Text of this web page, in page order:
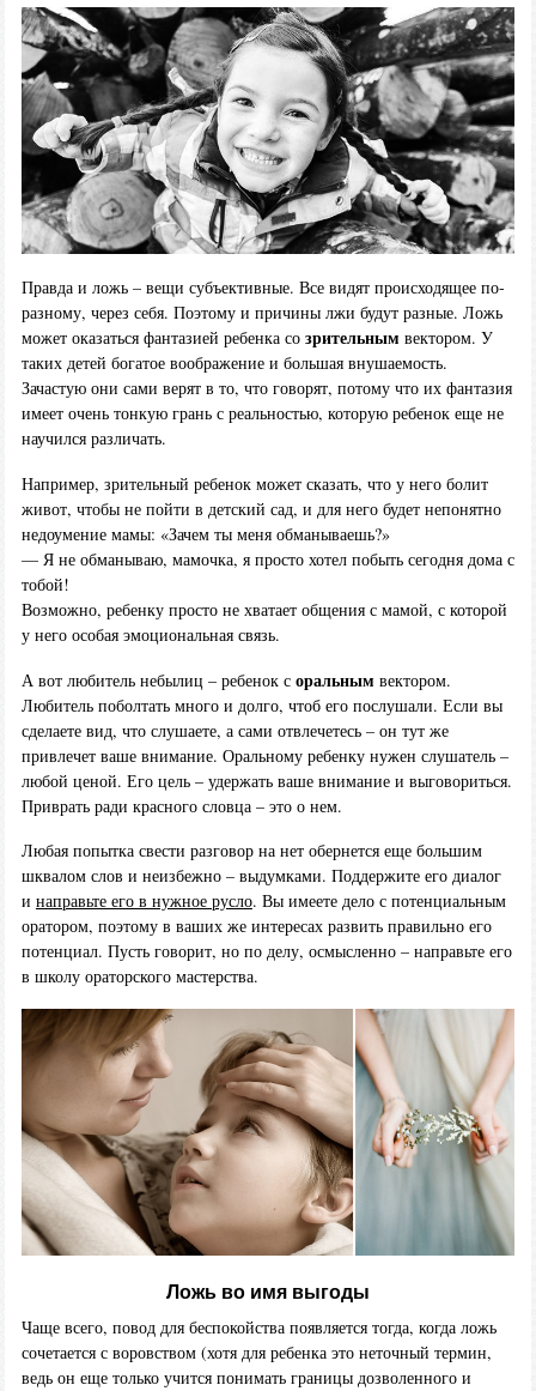
Правда и ложь – вещи субъективные. Все видят происходящее по-
разному, через себя. Поэтому и причины лжи будут разные. Ложь
может оказаться фантазией ребенка со зрительным вектором. У
таких детей богатое воображение и большая внушаемость.
Зачастую они сами верят в то, что говорят, потому что их фантазия
имеет очень тонкую грань с реальностью, которую ребенок еще не
научился различать.
Например, зрительный ребенок может сказать, что у него болит
живот, чтобы не пойти в детский сад, и для него будет непонятно
недоумение мамы: «Зачем ты меня обманываешь?»
— Я не обманываю, мамочка, я просто хотел побыть сегодня дома с
тобой!
Возможно, ребенку просто не хватает общения с мамой, с которой
у него особая эмоциональная связь.
А вот любитель небылиц – ребенок с оральным вектором.
Любитель поболтать много и долго, чтоб его послушали. Если вы
сделаете вид, что слушаете, а сами отвлечетесь – он тут же
привлечет ваше внимание. Оральному ребенку нужен слушатель –
любой ценой. Его цель – удержать ваше внимание и выговориться.
Приврать ради красного словца – это о нем.
Любая попытка свести разговор на нет обернется еще большим
шквалом слов и неизбежно – выдумками. Поддержите его диалог
и направьте его в нужное русло. Вы имеете дело с потенциальным
оратором, поэтому в ваших же интересах развить правильно его
потенциал. Пусть говорит, но по делу, осмысленно – направьте его
в школу ораторского мастерства.
Ложь во имя выгоды
Чаще всего, повод для беспокойства появляется тогда, когда ложь
сочетается с воровством (хотя для ребенка это неточный термин,
ведь он еще только учится понимать границы дозволенного и